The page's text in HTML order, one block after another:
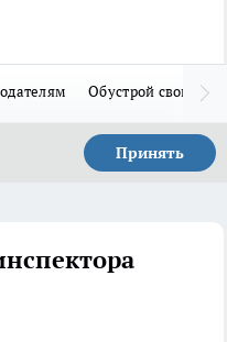
Обустрой свой дом
Принять